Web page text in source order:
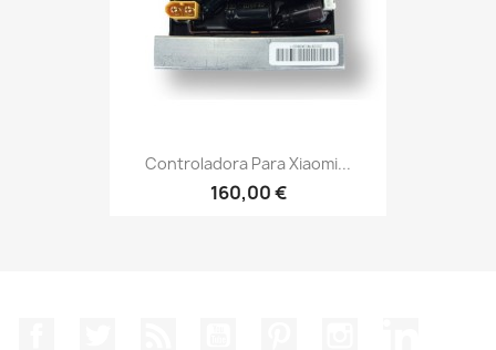
Controladora Para Xiaomi...
160,00 €